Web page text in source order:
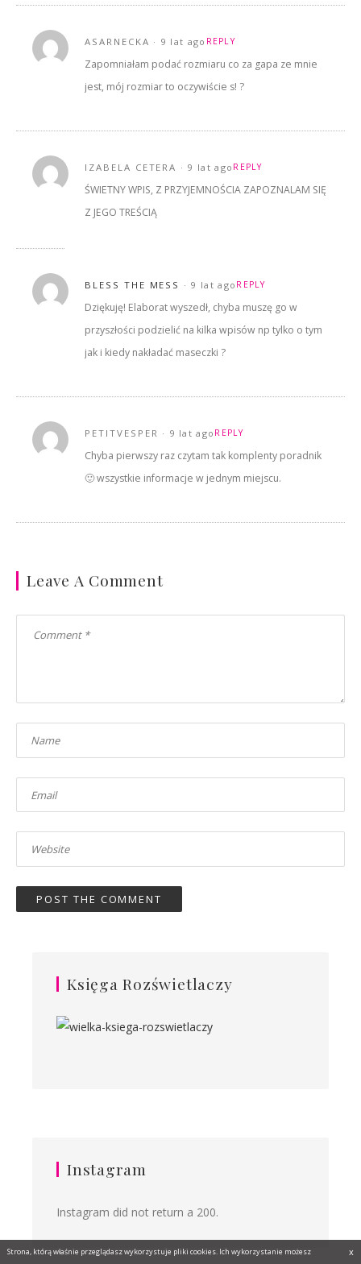
ASARNECKA 9 lat ago REPLY
Zapomniałam podać rozmiaru co za gapa ze mnie
jest, mój rozmiar to oczywiście s! ?
IZABELA CETERA 9 lat ago REPLY
ŚWIETNY WPIS, Z PRZYJEMNOŚCIA ZAPOZNALAM SIĘ
Z JEGO TREŚCIĄ
BLESS THE MESS 9 lat ago REPLY
Dziękuję! Elaborat wyszedł, chyba muszę go w
przyszłości podzielić na kilka wpisów np tylko o tym
jak i kiedy nakładać maseczki ?
PETITVESPER 9 lat ago REPLY
Chyba pierwszy raz czytam tak komplenty poradnik
🙂 wszystkie informacje w jednym miejscu.
Leave A Comment
Księga Rozświetlaczy
Instagram
Instagram did not return a 200.
Strona, którą właśnie przeglądasz wykorzystuje pliki cookies. Ich wykorzystanie możesz x